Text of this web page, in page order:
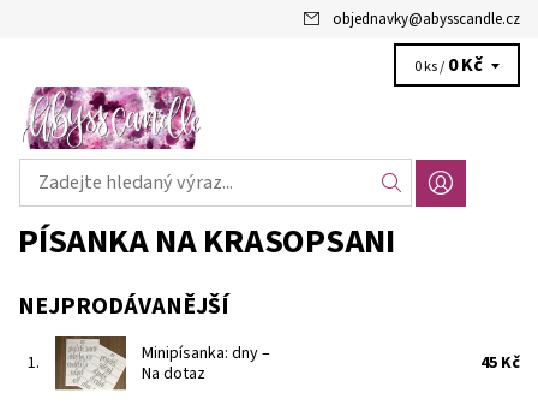
objednavky@abysscandle.cz
0 ks / 0 Kč
PÍSANKA NA KRASOPSANI
NEJPRODÁVANĚJŠÍ
1. Minipísanka: dny–
Na dotaz
45 Kč